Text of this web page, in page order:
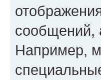
сообщений,
Например,